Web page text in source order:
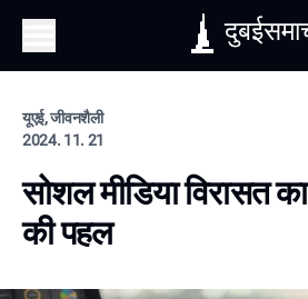
यूएई, जीवनशैली
2024. 11. 21
सोशल मीडिया विरासत
की पहल